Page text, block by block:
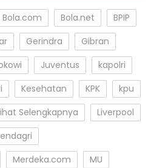
Bola.com Bola.net
BPIP
Gerindra
Gibran
Juventus
kapolri
Kesehatan KPK
kpu
Selengkapnya
Liverpool
Merdeka.com
MU